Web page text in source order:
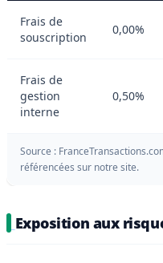
Frais de
souscription
0,00%
Frais de
gestion
interne
0,50%
Source :
référencées sur notre site.
Exposition aux